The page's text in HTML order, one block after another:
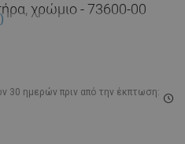
χρώμιο - 73600-00
30 ημερών πριν από την έκπτωση: